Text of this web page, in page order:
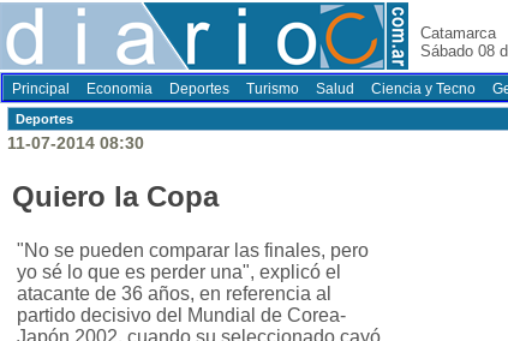
Catamarca
Sábado 08
Principal Economia Deportes Turismo Salud Ciencia y Tecno
Deportes
11-07-2014 08:30
Quiero la Copa
"No se pueden comparar las finales, pero
yo sé lo que es perder una", explicó el
atacante de 36 años, en referencia al
partido decisivo del Mundial de Corea-